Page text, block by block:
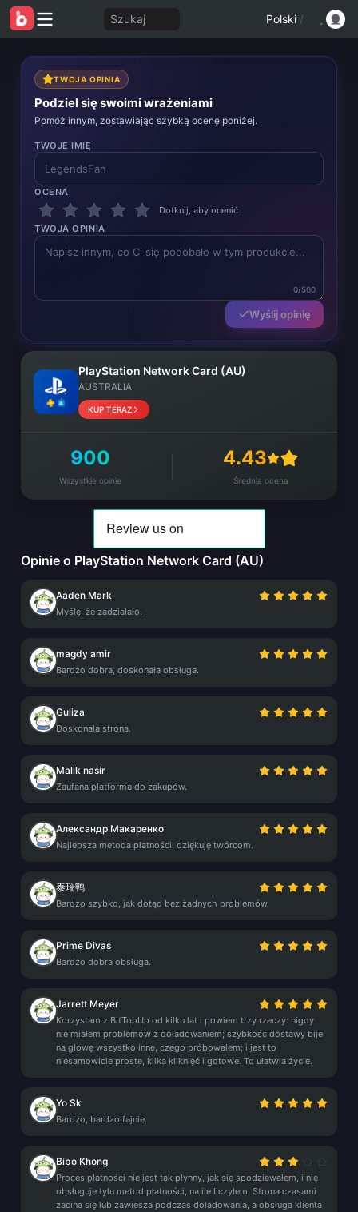
Szukaj Polski /
TWOJA OPINIA
Podziel się swoimi wrażeniami
Pomóż innym, zostawiając szybką ocenę poniżej.
TWOJE IMIĘ
OCENA
Dotknij, aby ocenić
TWOJA OPINIA
0/500
Wyślij opinię
PlayStation Network Card (AU)
AUSTRALIA
KUP TERAZ
900
Wszystkie opinie
4.43
Średnia ocena
Opinie o PlayStation Network Card (AU)
Aaden Mark
Myślę, że zadziałało.
magdy amir
Bardzo dobra, doskonała obsługa.
Guliza
Doskonała strona.
Malik nasir
Zaufana platforma do zakupów.
Александр Макаренко
Najlepsza metoda płatności, dziękuję twórcom.
泰瑞鸭
Bardzo szybko, jak dotąd bez żadnych problemów.
Prime Divas
Bardzo dobra obsługa.
Jarrett Meyer
Korzystam z BitTopUp od kilku lat i powiem trzy rzeczy: nigdy
nie miałem problemów z doładowaniem; szybkość dostawy bije
na głowę wszystko inne, czego próbowałem; i jest to
niesamowicie proste, kilka kliknięć i gotowe. To ułatwia życie.
Yo Sk
Bardzo, bardzo fajnie.
Bibo Khong
Proces płatności nie jest tak płynny, jak się spodziewałem, i nie
obsługuje tylu metod płatności, na ile liczyłem. Strona czasami
zacina się lub zawiesza podczas doładowania, a obsługa klienta